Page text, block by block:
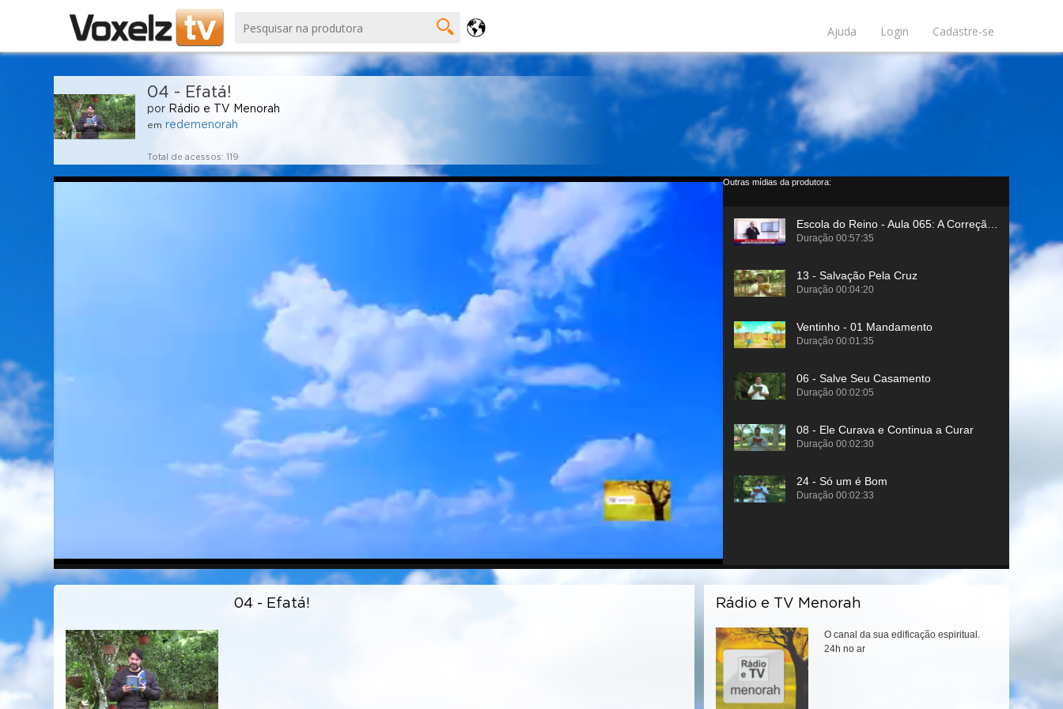
Ajuda Login Cadastre-se
04 - Efatá!
por Rádio e TV Menorah
em redemenorah
Total de acessos: 119
Outras mídias da produtora:
04 - Efatá! Rádio e TV Menorah
O canal da sua edificação espiritual.
24h no ar